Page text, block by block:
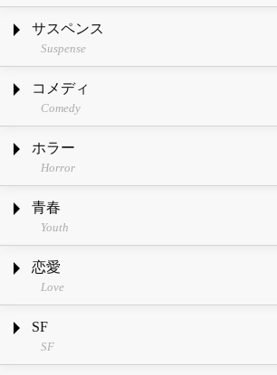
サスペンス
Suspense
コメディ
Comedy
ホラー
Horror
青春
Youth
恋愛
Love
SF
SF